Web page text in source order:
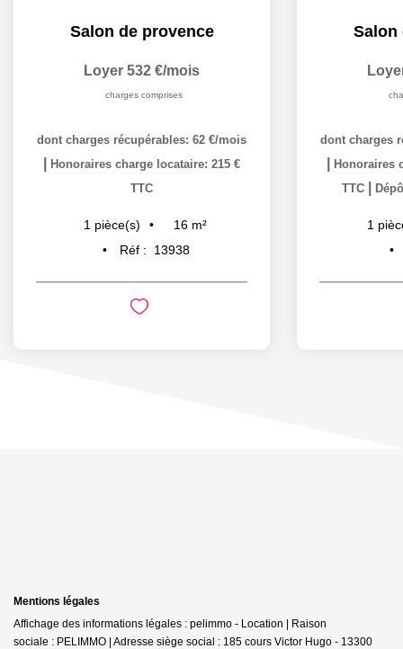
Salon de provence
Loyer 532 €/mois
charges comprises
dont charges récupérables: 62 €/mois
Honoraires charge locataire: 215 €
TTC
1 pièce(s) 16 m²
Réf :
13938
Salon
dont charges
Honoraires
TTC
1
Mentions légales
Affichage des informations légales : pelimmo - Location | Raison
sociale : PELIMMO | Adresse siège social : 185 cours Victor Hugo - 13300